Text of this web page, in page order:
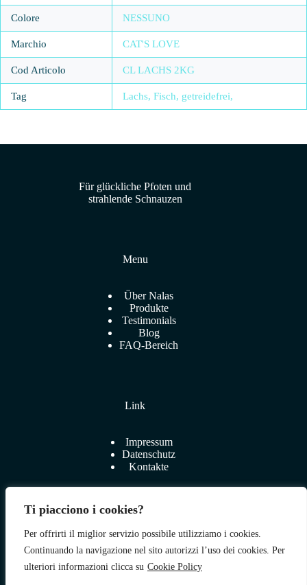
Ti piacciono i cookies?
Per offrirti il miglior servizio possibile utilizziamo i cookies.
Continuando la navigazione nel sito autorizzi l’uso dei cookies. Per
ulteriori informazioni clicca su Cookie Policy
Colore NESSUNO
Marchio CAT'S LOVE
Cod Articolo CL LACHS 2KG
Tag Lachs, Fisch, getreidefrei,
Für glückliche Pfoten und
strahlende Schnauzen
Menu
Über Nalas
Produkte
Testimonials
Blog
FAQ-Bereich
Link
Impressum
Datenschutz
Kontakte
Zum Shop
Folge uns auf: